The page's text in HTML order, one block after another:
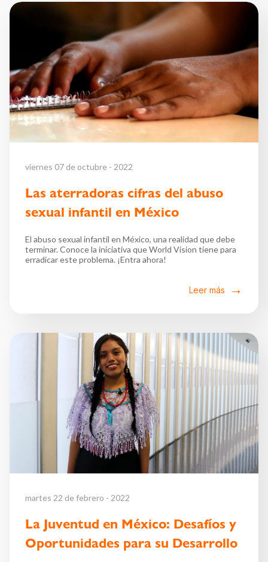
viernes 07 de octubre - 2022
Las aterradoras cifras del abuso
sexual infantil en México
El abuso sexual infantil en México, una realidad que debe
terminar. Conoce la iniciativa que World Vision tiene para
erradicar este problema. ¡Entra ahora!
Leer más
martes 22 de febrero - 2022
La Juventud en México: Desafíos y
Oportunidades para su Desarrollo